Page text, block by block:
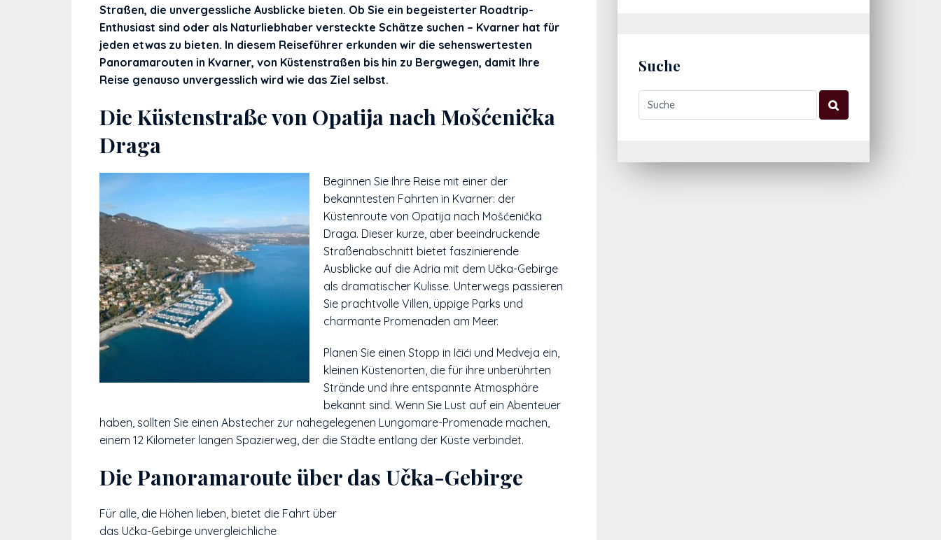
Straßen, die unvergessliche Ausblicke bieten. Ob Sie ein begeisterter Roadtrip-
Enthusiast sind oder als Naturliebhaber versteckte Schätze suchen – Kvarner hat für
jeden etwas zu bieten. In diesem Reiseführer erkunden wir die sehenswertesten
Panoramarouten in Kvarner, von Küstenstraßen bis hin zu Bergwegen, damit Ihre
Reise genauso unvergesslich wird wie das Ziel selbst.
Die Küstenstraße von Opatija nach Mošćenička
Draga
Beginnen Sie Ihre Reise mit einer der
bekanntesten Fahrten in Kvarner: der
Küstenroute von Opatija nach Mošćenička
Draga. Dieser kurze, aber beeindruckende
Straßenabschnitt bietet faszinierende
Ausblicke auf die Adria mit dem Učka-Gebirge
als dramatischer Kulisse. Unterwegs passieren
Sie prachtvolle Villen, üppige Parks und
charmante Promenaden am Meer.
Planen Sie einen Stopp in Ičići und Medveja ein,
kleinen Küstenorten, die für ihre unberührten
Strände und ihre entspannte Atmosphäre
bekannt sind. Wenn Sie Lust auf ein Abenteuer
haben, sollten Sie einen Abstecher zur nahegelegenen Lungomare-Promenade machen,
einem 12 Kilometer langen Spazierweg, der die Städte entlang der Küste verbindet.
Die Panoramaroute über das Učka-Gebirge
Für alle, die Höhen lieben, bietet die Fahrt über
das Učka-Gebirge unvergleichliche
Suche